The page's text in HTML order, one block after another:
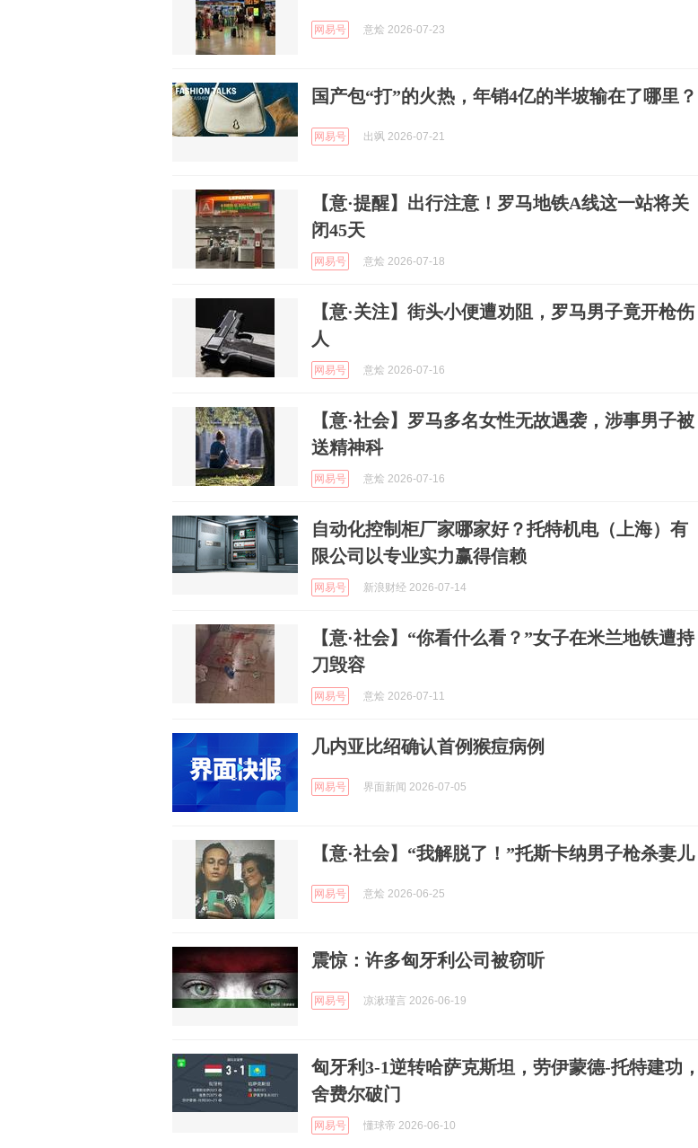
网易号 意烩 2026-07-23
国产包“打”的火热，年销4亿的半坡输在了哪里？
网易号 出飒 2026-07-21
【意·提醒】出行注意！罗马地铁A线这一站将关
闭45天
网易号 意烩 2026-07-18
【意·关注】街头小便遭劝阻，罗马男子竟开枪伤
人
网易号 意烩 2026-07-16
【意·社会】罗马多名女性无故遇袭，涉事男子被
送精神科
网易号 意烩 2026-07-16
自动化控制柜厂家哪家好？托特机电（上海）有
限公司以专业实力赢得信赖
网易号 新浪财经 2026-07-14
【意·社会】“你看什么看？”女子在米兰地铁遭持
刀毁容
网易号 意烩 2026-07-11
几内亚比绍确认首例猴痘病例
网易号 界面新闻 2026-07-05
【意·社会】“我解脱了！”托斯卡纳男子枪杀妻儿
网易号 意烩 2026-06-25
震惊：许多匈牙利公司被窃听
网易号 凉湫瑾言 2026-06-19
匈牙利3-1逆转哈萨克斯坦，劳伊蒙德-托特建功，
舍费尔破门
网易号 懂球帝 2026-06-10